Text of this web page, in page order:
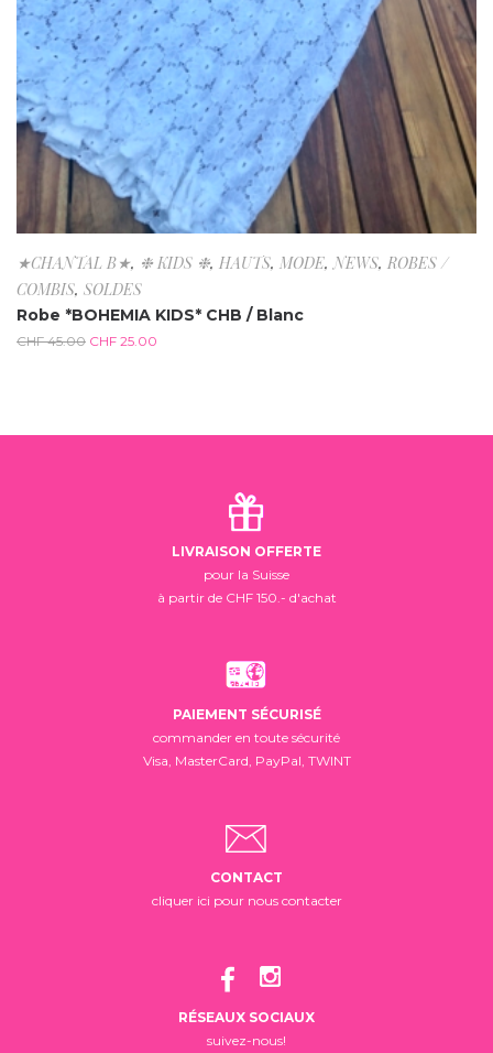
★CHANTAL B★, ❉ KIDS ❉, HAUTS, MODE,NEWS, ROBES /
COMBIS, SOLDES
Robe *BOHEMIA KIDS* CHB / Blanc
CHF45.00 CHF 25.00
LIVRAISON OFFERTE
pour la Suisse
à partir de CHF 150.- d'achat
PAIEMENT SÉCURISÉ
commander en toute sécurité
Visa, MasterCard, PayPal, TWINT
CONTACT
cliquer ici pour nous contacter
RÉSEAUX SOCIAUX
suivez-nous!